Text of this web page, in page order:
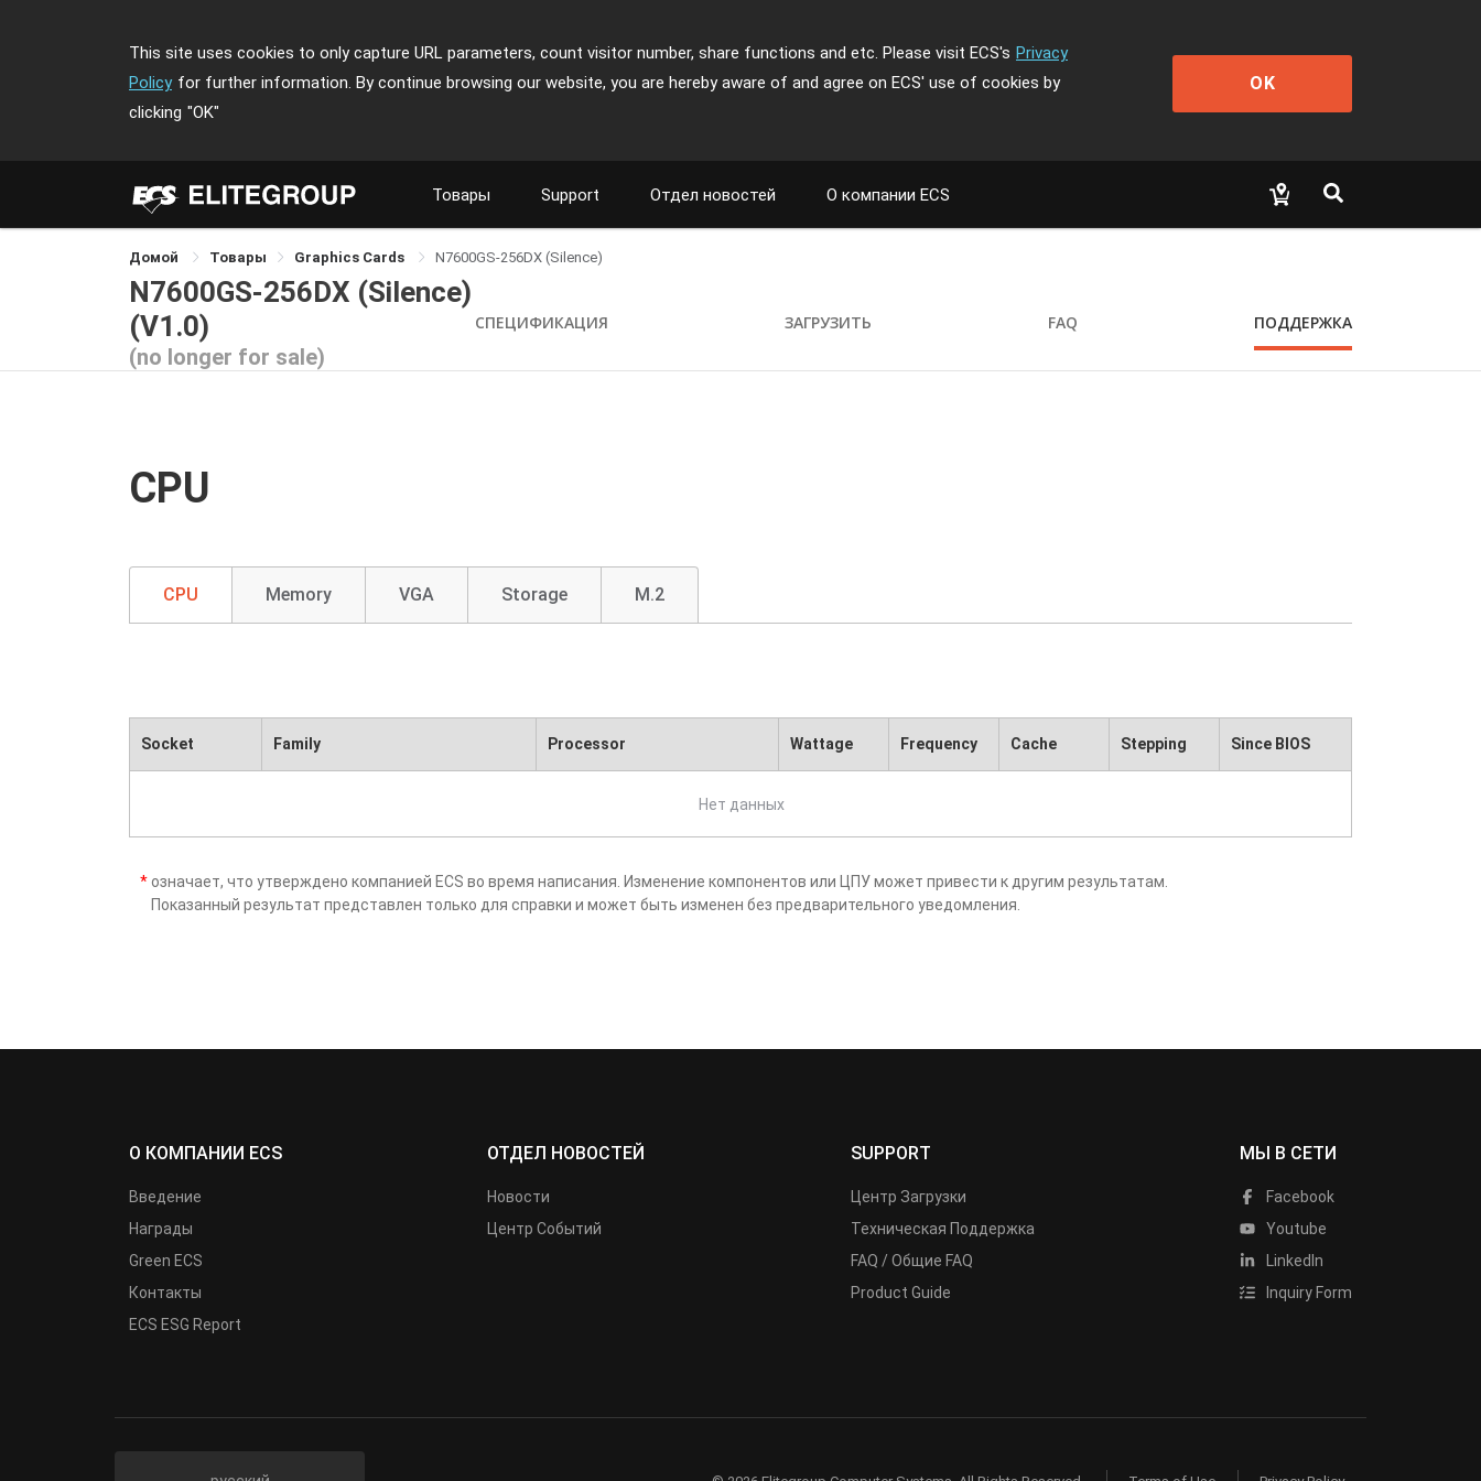
This site uses cookies to only capture URL parameters, count visitor number, share functions and etc. Please visit ECS's Privacy
Policy for further information. By continue browsing our website, you are hereby aware of and agree on ECS' use of cookies by
clicking "OK"
OK
Товары Support Отдел новостей О компании ECS
Домой Товары Graphics Cards N7600GS-256DX (Silence)
N7600GS-256DX (Silence)
(V1.0)
(no longer for sale)
СПЕЦИФИКАЦИЯ ЗАГРУЗИТЬ FAQ ПОДДЕРЖКА
CPU
CPU Memory VGA Storage M.2
Socket Family Processor Wattage Frequency Cache Stepping Since BIOS
Нет данных
* означает, что утверждено компанией ECS во время написания. Изменение компонентов или ЦПУ может привести к другим результатам.
Показанный результат представлен только для справки и может быть изменен без предварительного уведомления.
О КОМПАНИИ ECS
Введение
Награды
Green ECS
Контакты
ECS ESG Report
ОТДЕЛ НОВОСТЕЙ
Новости
Центр Событий
SUPPORT
Центр Загрузки
Техническая Поддержка
FAQ / Общие FAQ
Product Guide
МЫ В СЕТИ
Facebook
Youtube
LinkedIn
Inquiry Form